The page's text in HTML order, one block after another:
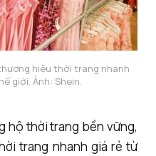
hiệu thời trang nhanh
giới. Ảnh: Shein.
hộ thời trang bền vững,
trang nhanh giá rẻ từ